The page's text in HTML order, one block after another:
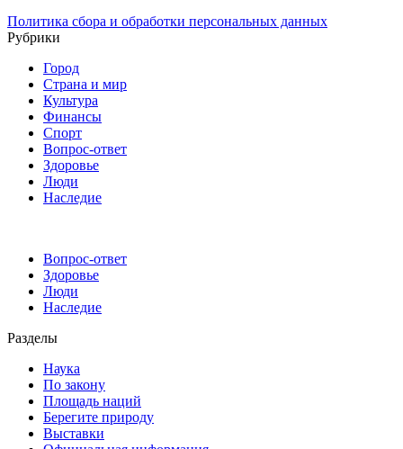
Политика сбора и обработки персональных данных
Рубрики
Город
Страна и мир
Культура
Финансы
Спорт
Вопрос-ответ
Здоровье
Люди
Наследие
Вопрос-ответ
Здоровье
Люди
Наследие
Разделы
Наука
По закону
Площадь наций
Берегите природу
Выставки